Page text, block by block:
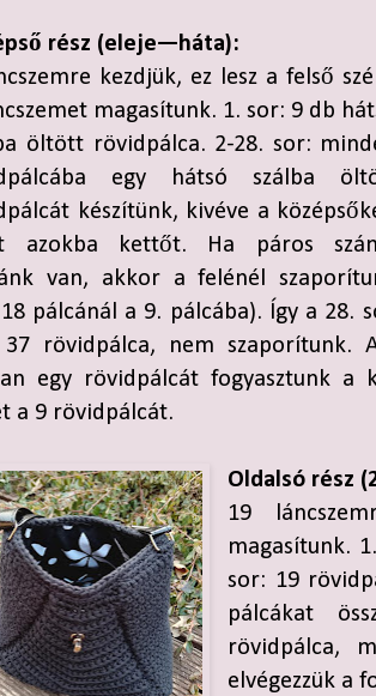
rész (eleje—háta):
kezdjük, ez lesz a felső
magasítunk. 1. sor: 9 db
öltött rövidpálca. 2-28. sor:
egy hátsó szálba
készítünk, kivéve a
azokba kettőt. Ha páros
van, akkor a felénél
pálcánál a 9. pálcába). Így a 28.
rövidpálca, nem szaporítunk.
egy rövidpálcát fogyasztunk a
a 9 rövidpálcát.
Oldalsó rész
19
magasítunk.
sor: 19
pálcákat
rövidpálca,
elvégezzük a